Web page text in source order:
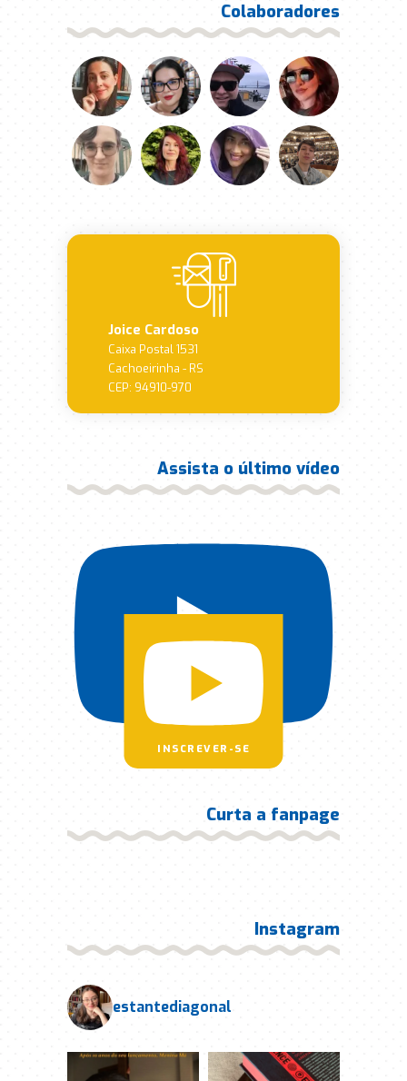
Colaboradores
Joice Cardoso
Caixa Postal 1531
Cachoeirinha - RS
CEP: 94910-970
Assista o último vídeo
INSCREVER-SE
Curta a fanpage
Instagram
estantediagonal